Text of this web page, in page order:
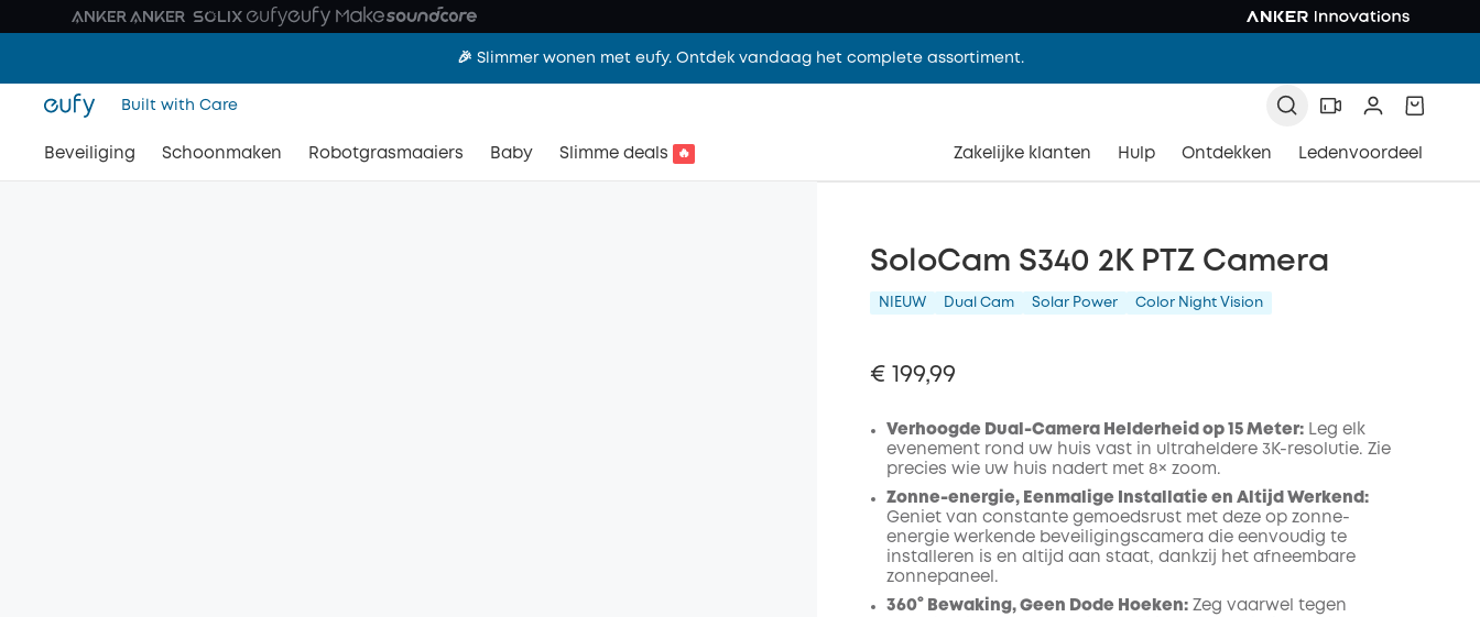
🎉 Slimmer wonen met eufy. Ontdek vandaag het complete assortiment.
Built with Care
Beveiliging Schoonmaken Robotgrasmaaiers Baby Slimme deals 🔥 Zakelijke klanten Hulp Ontdekken Ledenvoordeel
SoloCam S340 2K PTZ Camera
NIEUW Dual Cam Solar Power Color Night Vision
€ 199,99
Verhoogde Dual-Camera Helderheid op 15 Meter:Leg elk
evenement rond uw huis vast in ultraheldere 3K-resolutie. Zie
precies wie uw huis nadert met 8× zoom.
Zonne-energie, Eenmalige Installatie en Altijd Werkend:
Geniet van constante gemoedsrust met deze op zonne-
energie werkende beveiligingscamera die eenvoudig te
installeren is en altijd aan staat, dankzij het afneembare
zonnepaneel.
360° Bewaking, Geen Dode Hoeken:Zeg vaarwel tegen